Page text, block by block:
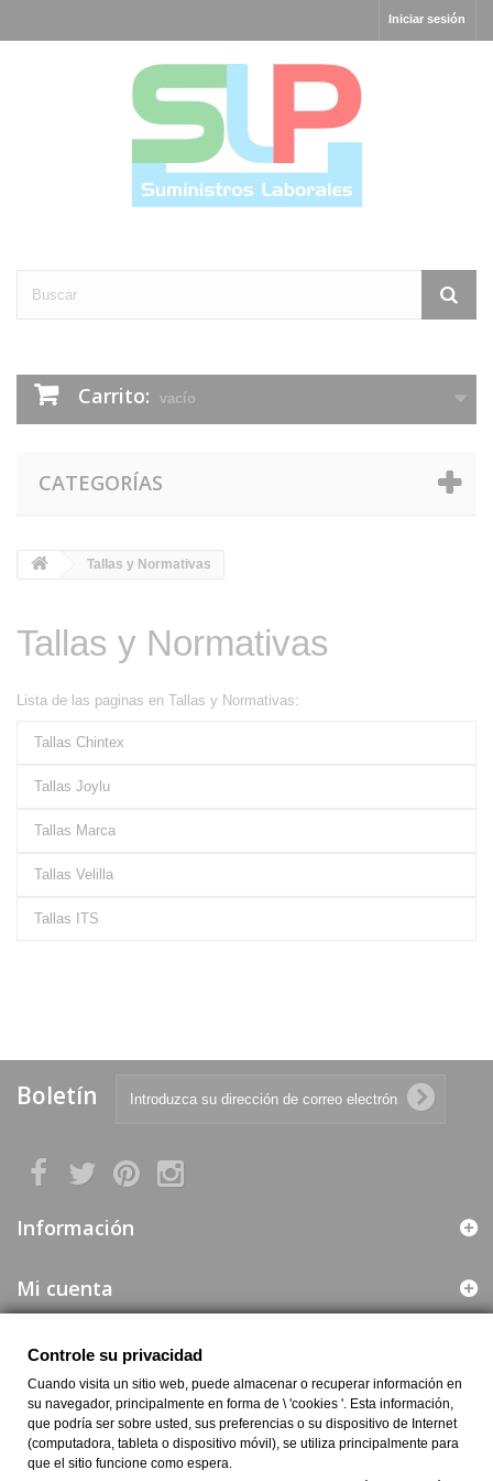
Iniciar sesión
Carrito: vacío
CATEGORÍAS
Tallas y Normativas
Tallas y Normativas
Lista de las paginas en Tallas y Normativas:
Tallas Chintex
Tallas Joylu
Tallas Marca
Tallas Velilla
Tallas ITS
Boletín
Información
Mi cuenta
Web segura
Información de la Empresa
Controle su privacidad
Cuando visita un sitio web, puede almacenar o recuperar información en
su navegador, principalmente en forma de \ 'cookies '. Esta información,
que podría ser sobre usted, sus preferencias o su dispositivo de Internet
(computadora, tableta o dispositivo móvil), se utiliza principalmente para
que el sitio funcione como espera.